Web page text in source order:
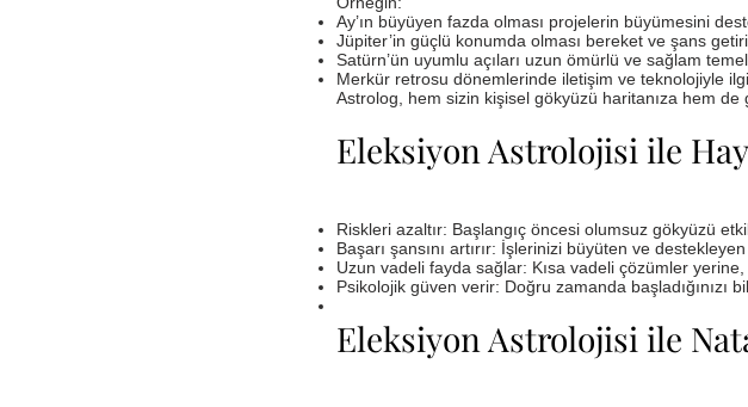
Ay’ın büyüyen fazda olması projelerin büyümesini
Jüpiter’in güçlü konumda olması bereket ve şans
Satürn’ün uyumlu açıları uzun ömürlü ve sağlam
Merkür retrosu dönemlerinde iletişim ve teknolojiyle
Astrolog, hem sizin kişisel gökyüzü haritanıza hem
Eleksiyon Astrolojisi ile
Riskleri azaltır: Başlangıç öncesi olumsuz gökyüzü
Başarı şansını artırır: İşlerinizi büyüten ve
Uzun vadeli fayda sağlar: Kısa vadeli çözümler yerine,
Psikolojik güven verir: Doğru zamanda başladığınızı
Eleksiyon Astrolojisi ile